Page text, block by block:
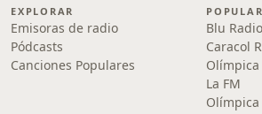
EXPLORAR
Emisoras de radio
Pódcasts
Canciones Populares
Blu Radio
Caracol
La FM
Olímpica